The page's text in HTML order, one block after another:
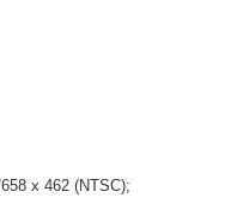
х 462 (NTSC);